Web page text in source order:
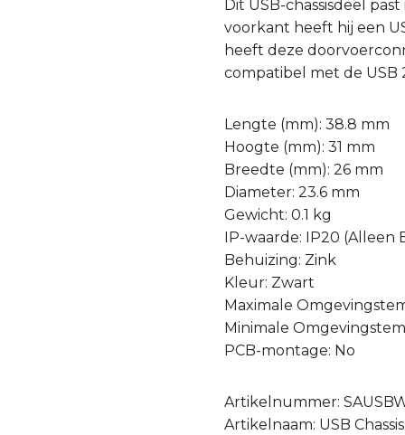
Dit USB-chassisdeel
voorkant heeft hij een
heeft deze
compatibel met de
Lengte (mm): 38.8 mm
Hoogte (mm): 31 mm
Breedte (mm): 26 mm
Diameter: 23.6 mm
Gewicht: 0.1 kg
IP-waarde: IP20
Behuizing: Zink
Kleur: Zwart
Maximale
Minimale
PCB-montage: No
Artikelnummer:
Artikelnaam: USB